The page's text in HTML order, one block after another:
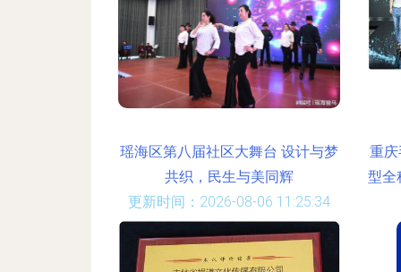
瑶海区第八届社区大舞台 设计与梦
共织，民生与美同辉
更新时间：2026-08-06 11:25:34
重
型全